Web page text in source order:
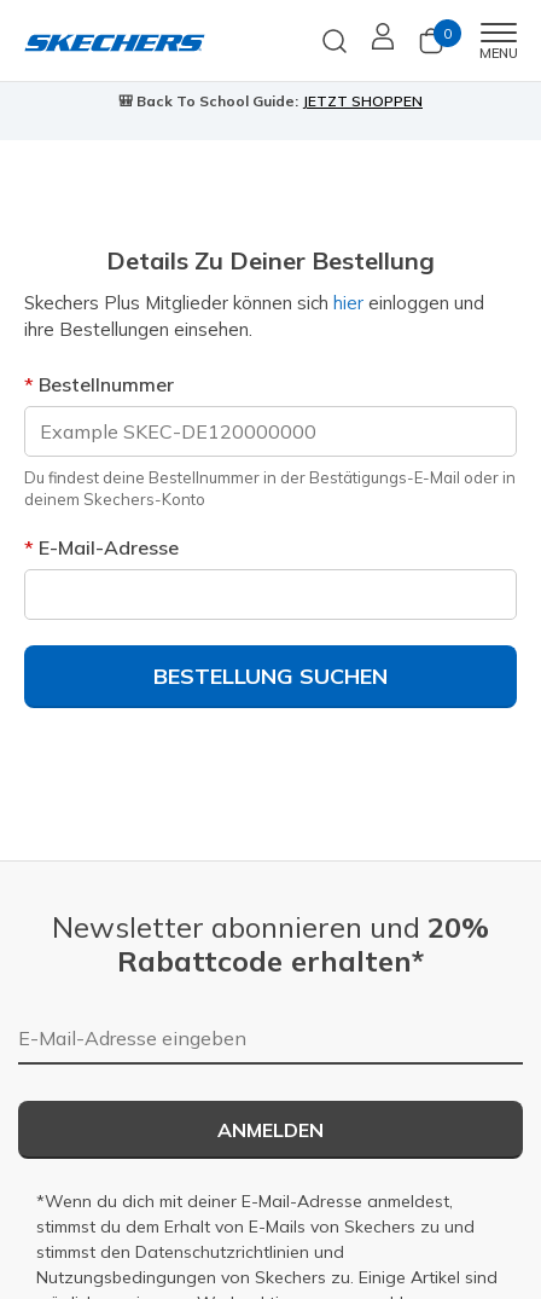
0
MENU
🎒 Back To School Guide: JETZT SHOPPEN
Details Zu Deiner Bestellung
Skechers Plus Mitglieder können sich hier einloggen und
ihre Bestellungen einsehen.
Bestellnummer
Du findest deine Bestellnummer in der Bestätigungs-E-Mail oder in
deinem Skechers-Konto
E-Mail-Adresse
BESTELLUNG SUCHEN
Newsletter abonnieren und 20%
Rabattcode erhalten*
E-Mail-Adresse
ANMELDEN
*Wenn du dich mit deiner E-Mail-Adresse anmeldest,
stimmst du dem Erhalt von E-Mails von Skechers zu und
stimmst den Datenschutzrichtlinien und
Nutzungsbedingungen von Skechers zu. Einige Artikel sind